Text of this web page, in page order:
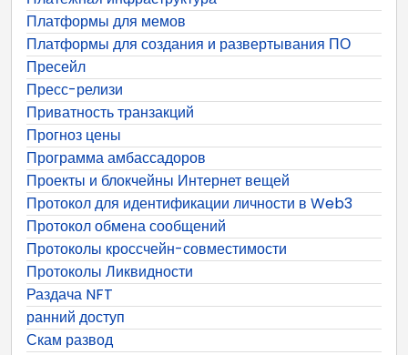
Платформы для мемов
Платформы для создания и развертывания ПО
Пресейл
Пресс-релизи
Приватность транзакций
Прогноз цены
Программа амбассадоров
Проекты и блокчейны Интернет вещей
Протокол для идентификации личности в Web3
Протокол обмена сообщений
Протоколы кроссчейн-совместимости
Протоколы Ликвидности
Раздача NFT
ранний доступ
Скам развод